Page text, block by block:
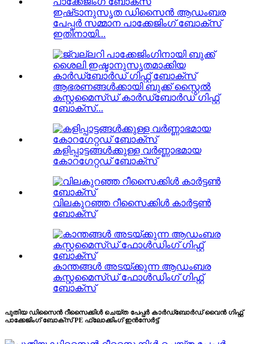
ഇഷ്‌ടാനുസൃത ഡിസൈൻ ആഡംബര
പേപ്പർ സമ്മാന പാക്കേജിംഗ് ബോക്‌സ്
ഇതിനായി...
ആഭരണങ്ങൾക്കായി ബുക്ക് സ്റ്റൈൽ
കസ്റ്റമൈസ്ഡ് കാർഡ്ബോർഡ് ഗിഫ്റ്റ്
ബോക്സ്...
കളിപ്പാട്ടങ്ങൾക്കുള്ള വർണ്ണാഭമായ
കോറഗേറ്റഡ് ബോക്സ്
വിലകുറഞ്ഞ റീസൈക്കിൾ കാർട്ടൺ
ബോക്സ്
കാന്തങ്ങൾ അടയ്ക്കുന്ന ആഡംബര
കസ്റ്റമൈസ്ഡ് ഫോൾഡിംഗ് ഗിഫ്റ്റ്
ബോക്സ്
പുതിയ ഡിസൈൻ റീസൈക്കിൾ ചെയ്ത പേപ്പർ കാർഡ്ബോർഡ് വൈൻ ഗിഫ്റ്റ്
പാക്കേജിംഗ് ബോക്സ് PE ഫ്ലോക്കിംഗ് ഇൻസേർട്ട്